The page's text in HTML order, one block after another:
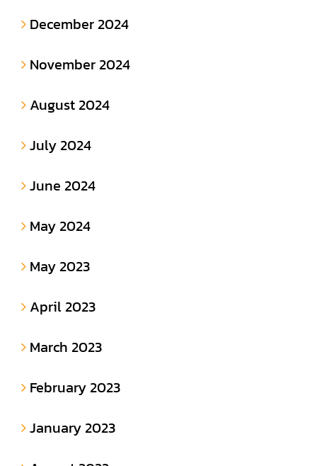
December 2024
November 2024
August 2024
July 2024
June 2024
May 2024
May 2023
April 2023
March 2023
February 2023
January 2023